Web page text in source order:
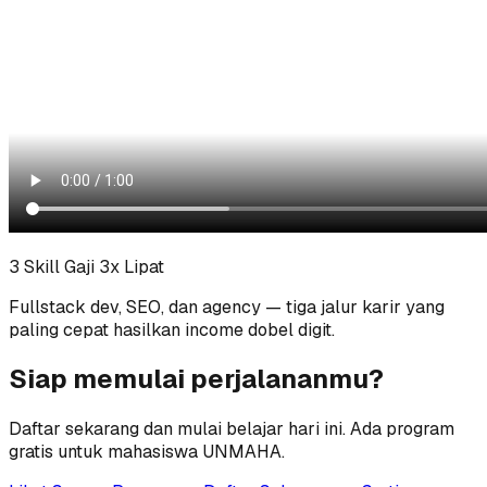
3 Skill Gaji 3x Lipat
Fullstack dev, SEO, dan agency — tiga jalur karir yang
paling cepat hasilkan income dobel digit.
Siap memulai perjalananmu?
Daftar sekarang dan mulai belajar hari ini. Ada program
gratis untuk mahasiswa UNMAHA.